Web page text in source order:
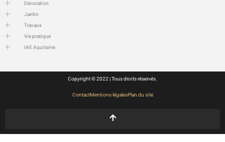
Décoration
Jardin
Travaux
Vie pratique
IAE Aquitaine
Copyright © 2022 | Tous droits réservés.
ContactMentions légalesPlan du site